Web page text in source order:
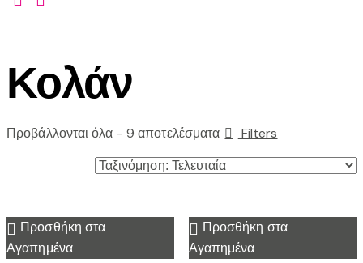
Κολάν
Προβάλλονται όλα - 9 αποτελέσματα Filters
Προσθήκη στα
Αγαπημένα
Προσθήκη στα
Αγαπημένα